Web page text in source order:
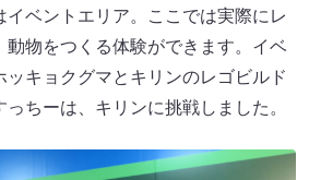
ベントエリア。ここでは実際にレ
動物をつくる体験ができます。イベ
ッキョクグマとキリンのレゴビルド
ちーは、キリンに挑戦しました。